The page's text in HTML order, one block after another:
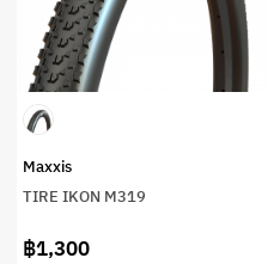
Maxxis
TIRE IKON M319
฿1,300